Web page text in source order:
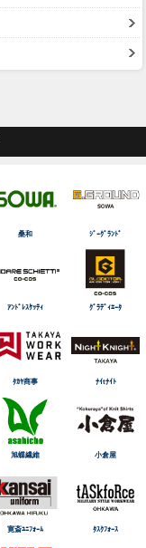
桑和 ｼﾞｰｸﾞﾗﾝﾄﾞ
ｱﾝﾄﾞﾚｽｹｯﾃｨ ｸﾞﾗﾃﾞｨｴｰﾀ
ﾀｶﾔ商事 ﾅｲtﾅｲﾄ
旭蝶繊維 小倉屋
寛斎ﾕﾆﾌｫｰﾑ ﾀｽｸﾌｫｰｽ